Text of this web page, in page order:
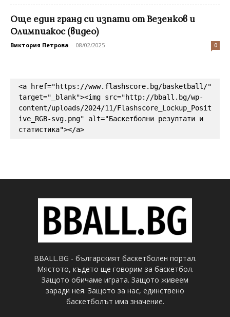
Още един гранд си изпати от Везенков и
Олимпиакос (видео)
Виктория Петрова - 08/02/2025 0
<a href="https://www.flashscore.bg/basketball/"
target="_blank"><img src="http://bball.bg/wp-
content/uploads/2024/11/Flashscore_Lockup_Posit
ive_RGB-svg.png" alt="Баскетболни резултати и
статистика"></a>
BBALL.BG - българският баскетболен портал.
Мястото, където ще говорим за баскетбол.
Защото обичаме играта. Защото живеем
заради нея. Защото за нас, единствено
баскетболът има значение.